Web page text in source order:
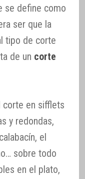
se define como
ser que la
tipo de corte
de un corte
corte en sifflets
y redondas,
el
sobre todo
en el plato,